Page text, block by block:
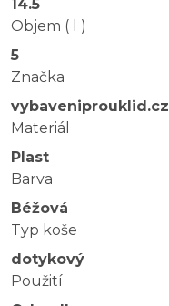
14.5
Objem ( l )
5
Značka
vybaveniprouklid.cz
Materiál
Plast
Barva
Béžová
Typ koše
dotykový
Použití